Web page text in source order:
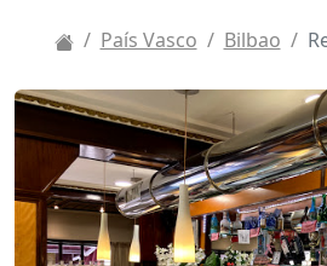
País Vasco Bilbao